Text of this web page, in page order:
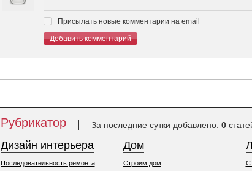
Присылать новые комментарии на email
Добавить комментарий
Рубрикатор За последние сутки добавлено: 0
Дизайн интерьера
Последовательность ремонта
Дом
Строим дом